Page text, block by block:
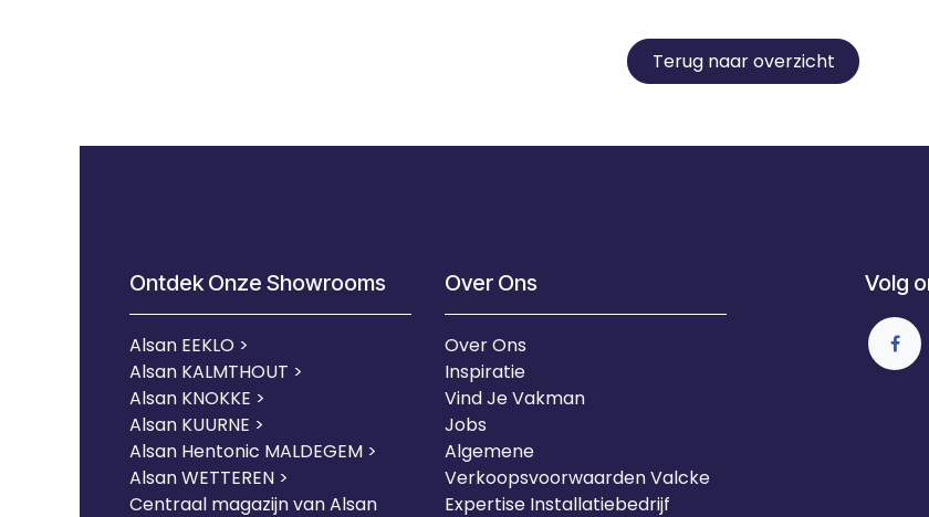
Terug naar overzicht
Ontdek Onze Showrooms
Alsan EEKLO >
Alsan KALMTHOUT >
Alsan KNOKKE >
Alsan KUURNE >
Alsan Hentonic MALDEGEM >
Alsan WETTEREN >
Centraal magazijn van Alsan
Over Ons
Over Ons
Inspiratie
Vind Je Vakman
Jobs
Algemene
Verkoopsvoorwaarden Valcke
Expertise Installatiebedrijf
Volg